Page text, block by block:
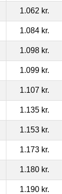
1.062 kr.
1.084 kr.
1.098 kr.
1.099 kr.
1.107 kr.
1.135 kr.
1.153 kr.
1.173 kr.
1.180 kr.
1.190 kr.